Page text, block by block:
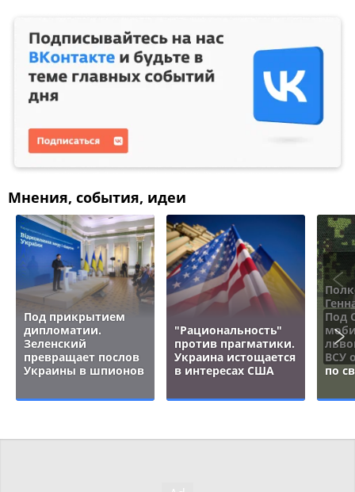
Мнения, события, идеи
Под прикрытием
дипломатии.
Зеленский
превращает послов
Украины в шпионов
"Рациональность"
против прагматики.
Украина истощается
в интересах США
Под
ВСУ
по